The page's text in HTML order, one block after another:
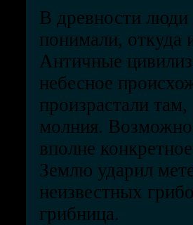
В древности люди
понимали, откуда
Античные
небесное
произрастали
молния.
вполне
Землю ударил
неизвестных
грибница.